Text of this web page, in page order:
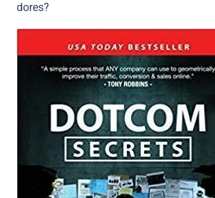
dores?